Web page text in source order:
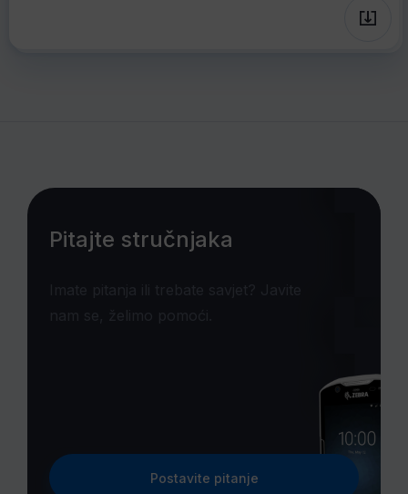
Pitajte stručnjaka
Postavite pitanje